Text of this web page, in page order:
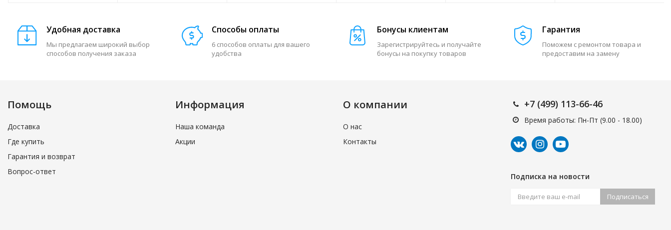
Удобная доставка
Мы предлагаем широкий выбор
способов получения заказа
Способы оплаты
6 способов оплаты для вашего
удобства
Бонусы клиентам
Зарегистрируйтесь и получайте
бонусы на покупку товаров
Гарантия
Поможем с ремонтом товара и
предоставим на замену
Помощь
Доставка
Где купить
Гарантия и возврат
Вопрос-ответ
Информация
Наша команда
Акции
О компании
О нас
Контакты
+7 (499) 113-66-46
Время работы: Пн-Пт (9.00 - 18.00)
Подписка на новости
Подписаться